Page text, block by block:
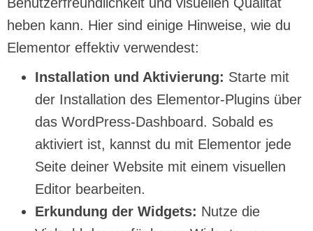
heben kann. Hier sind einige Hinweise, wie du
Elementor effektiv verwendest:
Installation und Aktivierung: Starte mit
der Installation des Elementor-Plugins über
das WordPress-Dashboard. Sobald es
aktiviert ist, kannst du mit Elementor jede
Seite deiner Website mit einem visuellen
Editor bearbeiten.
Erkundung der Widgets: Nutze die